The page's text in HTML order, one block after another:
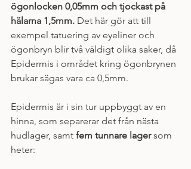
ögonlocken 0,05mm och tjockast på
hälarna 1,5mm. Det här gör att till
exempel tatuering av eyeliner och
ögonbryn blir två väldigt olika saker, då
Epidermis i området kring ögonbrynen
brukar sägas vara ca 0,5mm.
Epidermis är i sin tur uppbyggt av en
hinna, som separerar det från nästa
hudlager, samt fem tunnare lager som
heter: